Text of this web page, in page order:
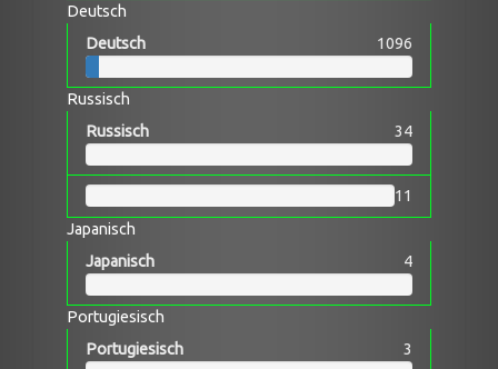
Deutsch
Deutsch
1096
Russisch
Russisch
34
11
Japanisch
Japanisch
4
Portugiesisch
Portugiesisch
3